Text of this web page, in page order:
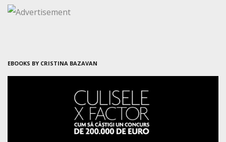
EBOOKS BY CRISTINA BAZAVAN